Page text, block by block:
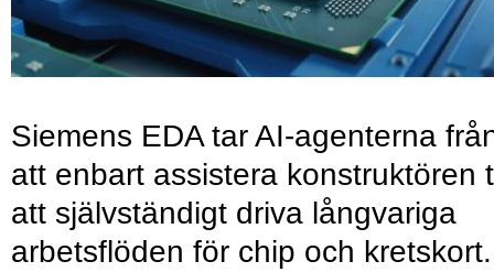
Siemens EDA tar AI-agenterna
att enbart assistera konstruktören
att självständigt driva långvariga
arbetsflöden för chip och kretskort.